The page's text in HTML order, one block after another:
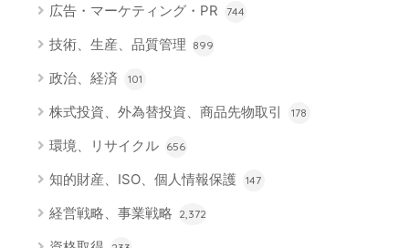
広告・マーケティング・PR 744
技術、生産、品質管理 899
政治、経済 101
株式投資、外為替投資、商品先物取引 178
環境、リサイクル 656
知的財産、ISO、個人情報保護 147
経営戦略、事業戦略 2,372